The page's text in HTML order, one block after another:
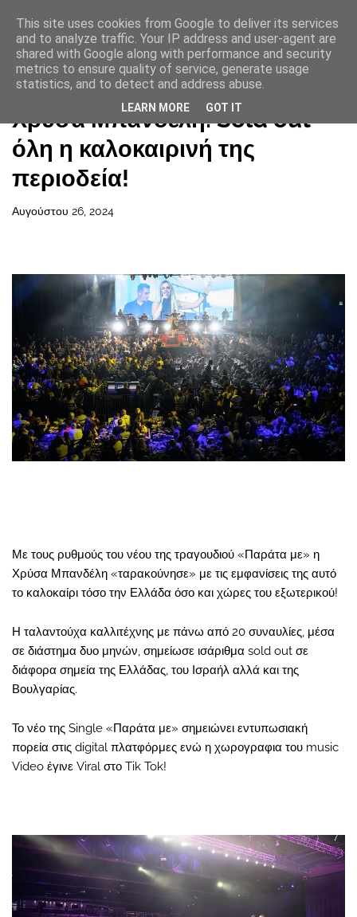
Αρχική σελίδα
Χρύσα Μπανδέλη: Sold out
όλη η καλοκαιρινή της
περιοδεία!
Αυγούστου 26, 2024
Με τους ρυθμούς του νέου της τραγουδιού «Παράτα με» η
Χρύσα Μπανδέλη «ταρακούνησε» με τις εμφανίσεις της αυτό
το καλοκαίρι τόσο την Ελλάδα όσο και χώρες του εξωτερικού!
Η ταλαντούχα καλλιτέχνης με πάνω από 20 συναυλίες, μέσα
σε διάστημα δυο μηνών, σημείωσε ισάριθμα sold out σε
διάφορα σημεία της Ελλάδας, του Ισραήλ αλλά και της
Βουλγαρίας.
Το νέο της Single «Παράτα με» σημειώνει εντυπωσιακή
πορεία στις digital πλατφόρμες ενώ η χωρογραφια του music
Video έγινε Viral στο Tik Tok!
This site uses cookies from Google to deliver its services
and to analyze traffic. Your IP address and user-agent are
shared with Google along with performance and security
metrics to ensure quality of service, generate usage
statistics, and to detect and address abuse.
LEARN MORE GOT IT